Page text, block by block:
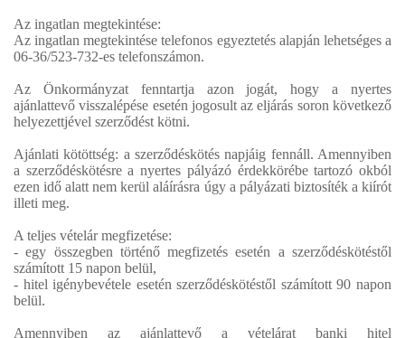
Az ingatlan megtekintése:
Az ingatlan megtekintése telefonos egyeztetés alapján lehetséges a
06-36/523-732-es telefonszámon.
Az Önkormányzat fenntartja azon jogát, hogy a nyertes
ajánlattevő visszalépése esetén jogosult az eljárás soron következő
helyezettjével szerződést kötni.
Ajánlati kötöttség: a szerződéskötés napjáig fennáll. Amennyiben
a szerződéskötésre a nyertes pályázó érdekkörébe tartozó okból
ezen idő alatt nem kerül aláírásra úgy a pályázati biztosíték a kiírót
illeti meg.
A teljes vételár megfizetése:
- egy összegben történő megfizetés esetén a szerződéskötéstől
számított 15 napon belül,
- hitel igénybevétele esetén szerződéskötéstől számított 90 napon
belül.
Amennyiben az ajánlattevő a vételárat banki hitel